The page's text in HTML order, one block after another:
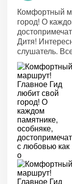
Комфортный
город! О
Дитя!
слушатель.